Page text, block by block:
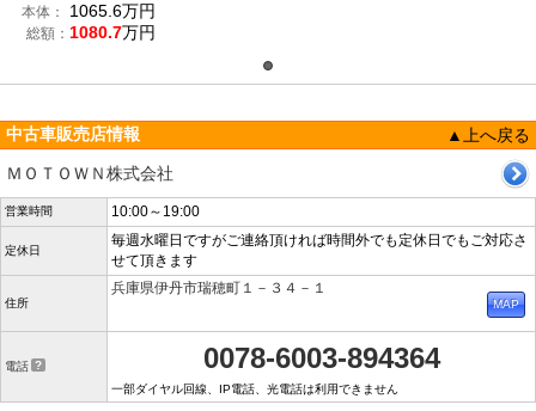
本体： 1065.6万円
総額： 1080.7万円
中古車販売店情報
▲上へ戻る
ＭＯＴＯＷＮ株式会社
営業時間 10:00～19:00
定休日
毎週水曜日ですがご連絡頂ければ時間外でも定休日でもご対応さ
せて頂きます
住所
兵庫県伊丹市瑞穂町１－３４－１
電話 0078-6003-894364
一部ダイヤル回線、IP電話、光電話は利用できません